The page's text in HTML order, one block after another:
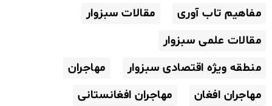
مفاهیم تاب آوری
مقالات سبزوار
مقالات علمی سبزوار
منطقه ویژه اقتصادی سبزوار
مهاجران
مهاجران افغان
مهاجران افغانستانی